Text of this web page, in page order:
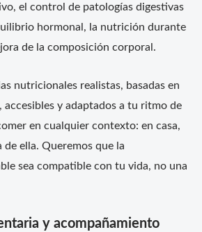
el control de patologías digestivas
hormonal, la nutrición durante
de la composición corporal.
nutricionales realistas, basadas en
accesibles y adaptados a tu ritmo de
en cualquier contexto: en casa,
ella. Queremos que la
sea compatible con tu vida, no una
y acompañamiento